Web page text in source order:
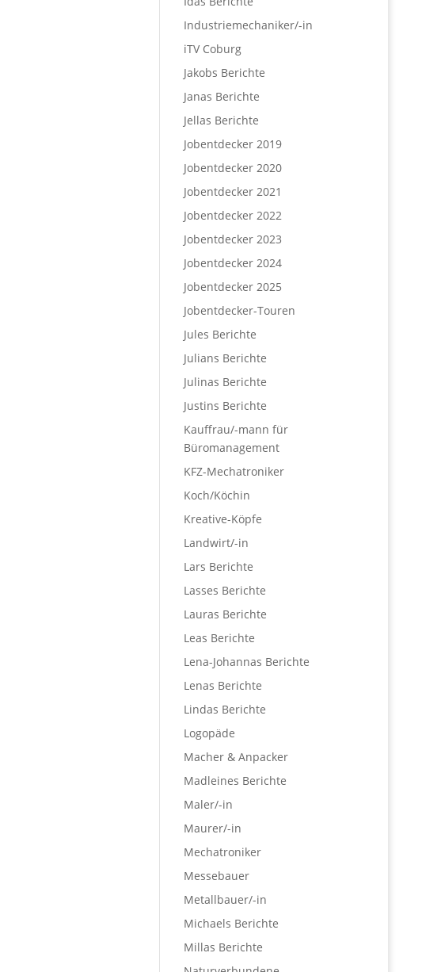
Industriemechaniker/-in
iTV Coburg
Jakobs Berichte
Janas Berichte
Jellas Berichte
Jobentdecker 2019
Jobentdecker 2020
Jobentdecker 2021
Jobentdecker 2022
Jobentdecker 2023
Jobentdecker 2024
Jobentdecker 2025
Jobentdecker-Touren
Jules Berichte
Julians Berichte
Julinas Berichte
Justins Berichte
Kauffrau/-mann für
Büromanagement
KFZ-Mechatroniker
Koch/Köchin
Kreative-Köpfe
Landwirt/-in
Lars Berichte
Lasses Berichte
Lauras Berichte
Leas Berichte
Lena-Johannas Berichte
Lenas Berichte
Lindas Berichte
Logopäde
Macher & Anpacker
Madleines Berichte
Maler/-in
Maurer/-in
Mechatroniker
Messebauer
Metallbauer/-in
Michaels Berichte
Millas Berichte